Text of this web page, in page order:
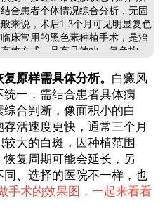
合患者个体情况综合分析，无固
来说，术后1-3个月可见明显复色
床常用的黑色素种植手术，是治
效方式，具有见效快、复色均
术治疗后需坚持完整治疗疗程，
，否则会影响复色效果，延长恢
原样需具体分析。 白癜风
一，需结合患者具体病
合判断，像面积小的白
活速度更快，通常三个月
大的白斑，因种植范围
复周期可能会延长，另
、选择的医院不一样，也
手术的效果图，一起来看看